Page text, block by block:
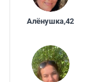
Алёнушка,42